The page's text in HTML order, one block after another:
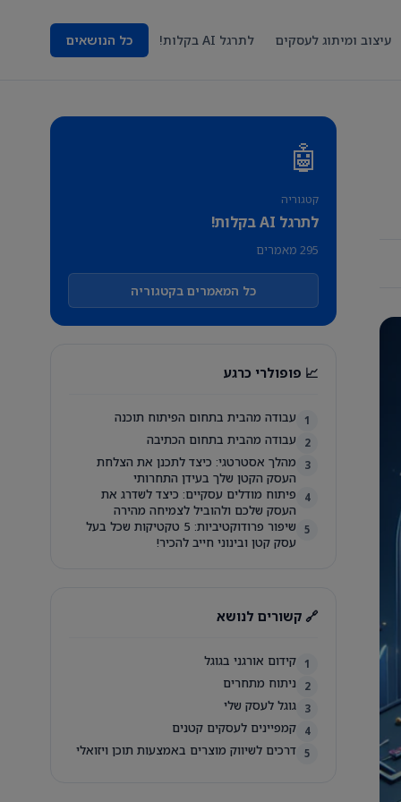
עיצוב ומיתוג לעסקים לתרגל AI בקלות! כל הנושאים
🤖
קטגוריה
לתרגל AI בקלות!
295 מאמרים
כל המאמרים בקטגוריה
📈 פופולרי כרגע
1 עבודה מהבית בתחום הפיתוח תוכנה
2 עבודה מהבית בתחום הכתיבה
3
מהלך אסטרטגי: כיצד לתכנן את הצלחת
העסק הקטן שלך בעידן התחרותי
4
פיתוח מודלים עסקיים: כיצד לשדרג את
העסק שלכם ולהוביל לצמיחה מהירה
5
שיפור פרודוקטיביות: 5 טקטיקות שכל בעל
עסק קטן ובינוני חייב להכיר!
🔗 קשורים לנושא
1 קידום אורגני בגוגל
2 ניתוח מתחרים
3 גוגל לעסק שלי
4 קמפיינים לעסקים קטנים
5 דרכים לשיווק מוצרים באמצעות תוכן ויזואלי